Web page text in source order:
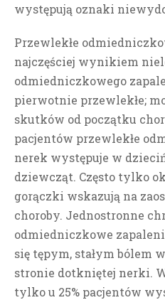
występują oznaki
Przewlekłe
najczęściej wynikiem
odmiedniczkowego
pierwotnie przewlekłe;
skutków od początku
pacjentów przewlekłe
nerek występuje w
dziewcząt. Często tylko
gorączki wskazują na
choroby. Jednostronne
odmiedniczkowe
się tępym, stałym bólem
stronie dotkniętej nerki.
tylko u 25% pacjentów